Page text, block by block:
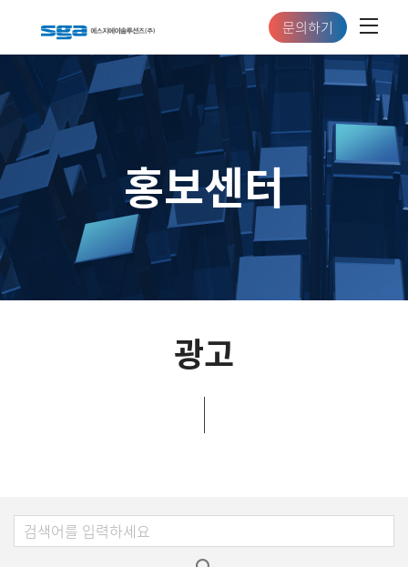
문의하기
홍보센터
광고